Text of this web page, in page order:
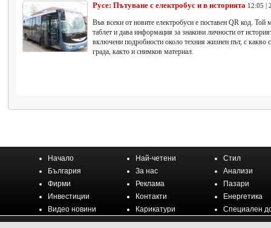
Русе: Пътуване с електробус и в историята 12:05 |
Във всеки от новите електробуси е поставен QR код. Той
таблет и дава информация за знакови личности от
включени подробности около техния жизнен път, с какво
града, както и снимков материал.
Начало Най-четени
Стил
България
За нас
Анализи
Фирми
Реклама
Пазари
Инвестиции
Контакти
Енергетика
Видео новини
Карикатури Специален